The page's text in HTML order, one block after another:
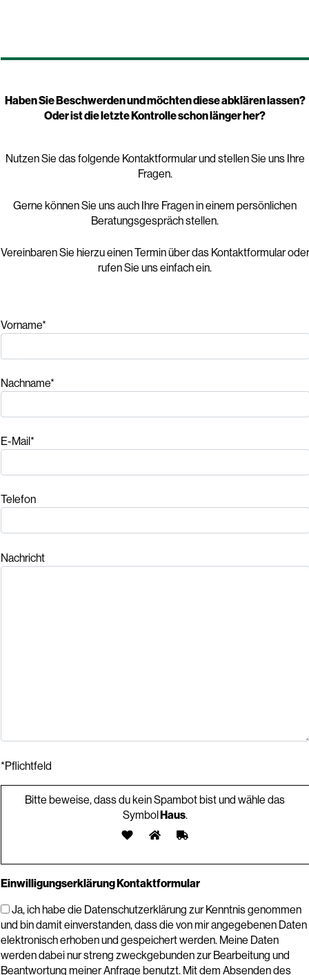
Haben Sie Beschwerden und möchten diese abklären lassen?
Oder ist die letzte Kontrolle schon länger her?
Nutzen Sie das folgende Kontaktformular und stellen Sie uns Ihre
Fragen.
Gerne können Sie uns auch Ihre Fragen in einem persönlichen
Beratungsgespräch stellen.
Vereinbaren Sie hierzu einen Termin über das Kontaktformular oder
rufen Sie uns einfach ein.
Vorname*
Nachname*
E-Mail*
Telefon
Nachricht
*Pflichtfeld
Bitte beweise, dass du kein Spambot bist und wähle das
SymbolHaus.
Einwilligungserklärung Kontaktformular
Ja, ich habe die Datenschutzerklärung zur Kenntnis genommen
und bin damit einverstanden, dass die von mir angegebenen Daten
elektronisch erhoben und gespeichert werden. Meine Daten
werden dabei nur streng zweckgebunden zur Bearbeitung und
Beantwortung meiner Anfrage benutzt. Mit dem Absenden des